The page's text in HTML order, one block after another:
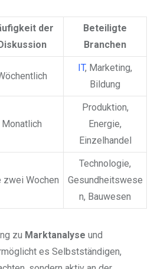
der
Diskussion
Beteiligte
Branchen
IT, Marketing,
Bildung
Monatlich
Produktion,
Energie,
Einzelhandel
zwei Wochen
Technologie,
Gesundheitswese
n, Bauwesen
zu Marktanalyse und
es Selbstständigen,